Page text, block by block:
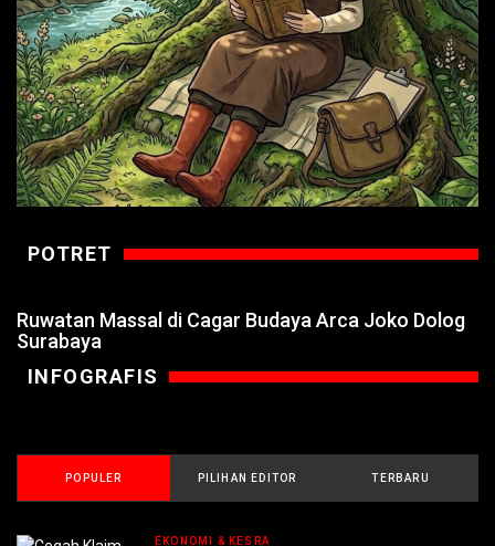
POTRET
Ruwatan Massal di Cagar Budaya Arca Joko Dolog
Surabaya
INFOGRAFIS
POPULER PILIHAN EDITOR TERBARU
EKONOMI & KESRA